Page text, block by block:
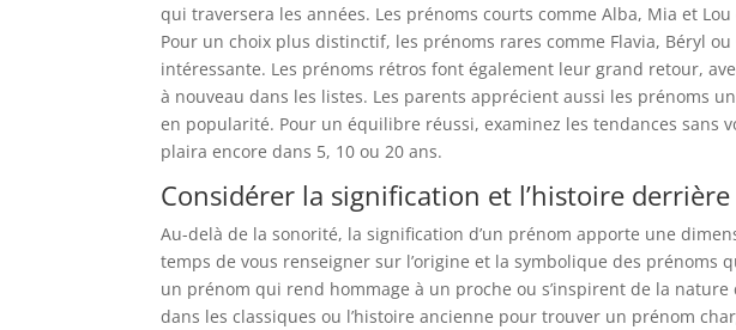
qui traversera les années. Les prénoms courts comme Alba, Mia et
Pour un choix plus distinctif, les prénoms rares comme Flavia, Béryl
intéressante. Les prénoms rétros font également leur grand retour,
à nouveau dans les listes. Les parents apprécient aussi les prénoms
en popularité. Pour un équilibre réussi, examinez les tendances sans
plaira encore dans 5, 10 ou 20 ans.
Considérer la signification et l’histoire
Au-delà de la sonorité, la signification d’un prénom apporte une
temps de vous renseigner sur l’origine et la symbolique des
un prénom qui rend hommage à un proche ou s’inspirent de la nature
dans les classiques ou l’histoire ancienne pour trouver un prénom